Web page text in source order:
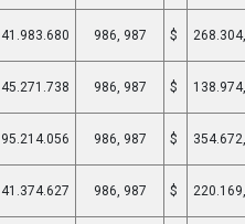
41.983.680 986, 987 $
45.271.738 986, 987 $
95.214.056 986, 987 $
41.374.627 986, 987 $